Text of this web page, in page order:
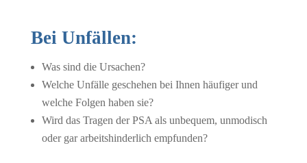
Bei Unfällen:
Was sind die Ursachen?
Welche Unfälle geschehen bei Ihnen häufiger und
welche Folgen haben sie?
Wird das Tragen der PSA als unbequem, unmodisch
oder gar arbeitshinderlich empfunden?